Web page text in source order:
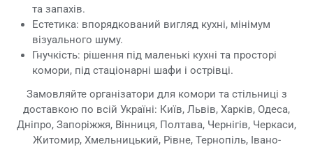
та запахів.
Естетика: впорядкований вигляд кухні, мінімум
візуального шуму.
Гнучкість: рішення під маленькі кухні та просторі
комори, під стаціонарні шафи і острівці.
Замовляйте організатори для комори та стільниці з
доставкою по всій Україні: Київ, Львів, Харків, Одеса,
Дніпро, Запоріжжя, Вінниця, Полтава, Чернігів, Черкаси,
Житомир, Хмельницький, Рівне, Тернопіль, Івано-